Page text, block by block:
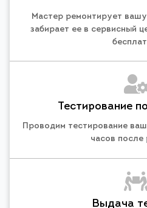
Мастер ремонтирует
забирает ее в сервисный
Тестирование
Проводим тестирование
часов после
Выдача